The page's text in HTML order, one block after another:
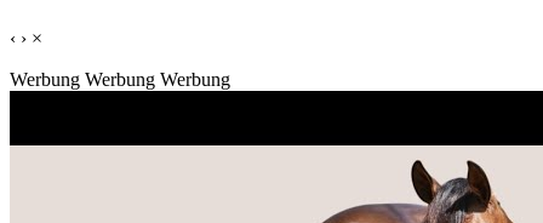
‹ › ×
Werbung Werbung Werbung